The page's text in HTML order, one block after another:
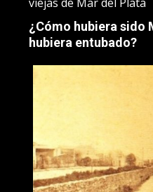
¿Cómo hubiera sido
hubiera entubado?